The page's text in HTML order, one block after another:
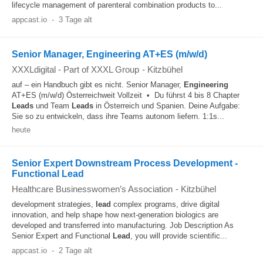
lifecycle management of parenteral combination products to...
appcast.io - 3 Tage alt
Senior Manager, Engineering AT+ES (m/w/d)
XXXLdigital - Part of XXXL Group - Kitzbühel
auf – ein Handbuch gibt es nicht. Senior Manager, Engineering
AT+ES (m/w/d) Österreichweit Vollzeit • Du führst 4 bis 8 Chapter
Leads und Team Leads in Österreich und Spanien. Deine Aufgabe:
Sie so zu entwickeln, dass ihre Teams autonom liefern. 1:1s...
heute
Senior Expert Downstream Process Development -
Functional Lead
Healthcare Businesswomen’s Association - Kitzbühel
development strategies, lead complex programs, drive digital
innovation, and help shape how next-generation biologics are
developed and transferred into manufacturing. Job Description As
Senior Expert and Functional Lead , you will provide scientific...
appcast.io - 2 Tage alt